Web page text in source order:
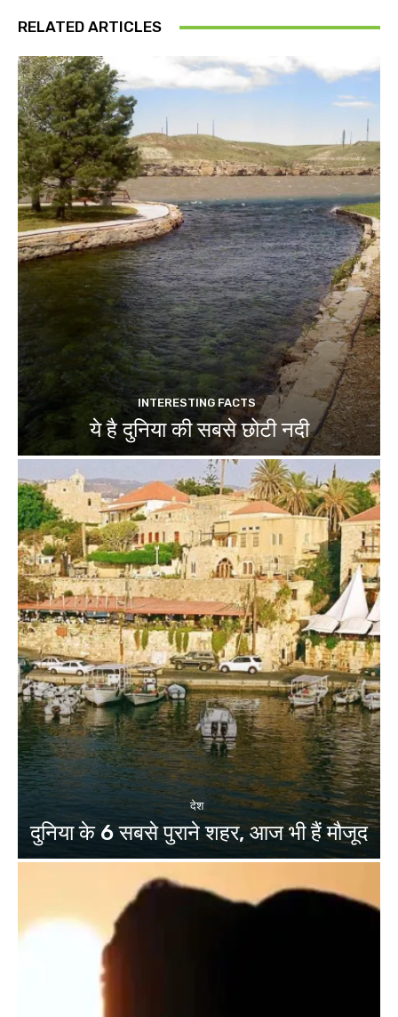
RELATED ARTICLES
INTERESTING FACTS
ये है दुनिया की सबसे छोटी नदी
देश
दुनिया के 6 सबसे पुराने शहर, आज भी हैं मौजूद